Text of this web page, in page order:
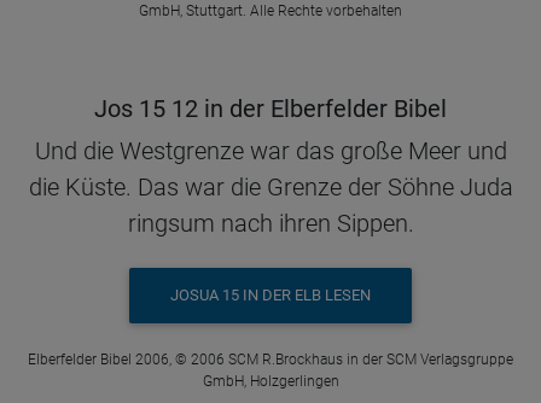
GmbH, Stuttgart. Alle Rechte vorbehalten
Jos 15 12 in der Elberfelder Bibel
Und die Westgrenze war das große Meer und
die Küste. Das war die Grenze der Söhne Juda
ringsum nach ihren Sippen.
JOSUA 15 IN DER ELB LESEN
Elberfelder Bibel 2006, © 2006 SCM R.Brockhaus in der SCM Verlagsgruppe
GmbH, Holzgerlingen